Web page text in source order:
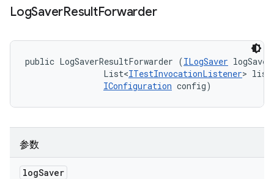
LogSaverResultForwarder
public LogSaverResultForwarder (ILogSaver
                List<
ITestInvocationListener>
IConfiguration config)
参数
logSaver